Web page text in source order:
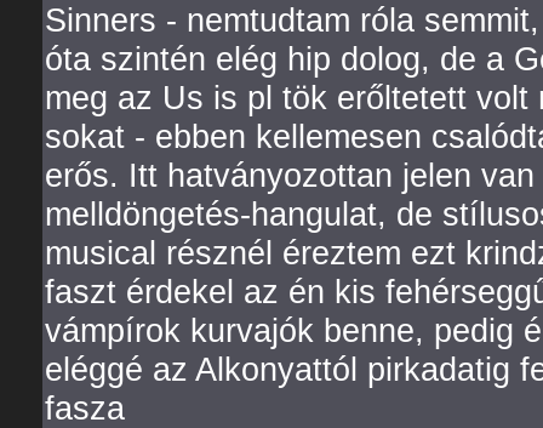
Sinners - nemtudtam róla
óta szintén elég hip dolog, de a
meg az Us is pl tök erőltetett
sokat - ebben kellemesen
erős. Itt hatványozottan jelen
melldöngetés-hangulat, de
musical résznél éreztem ezt
faszt érdekel az én kis
vámpírok kurvajók benne, pedig
eléggé az Alkonyattól pirkadatig
fasza